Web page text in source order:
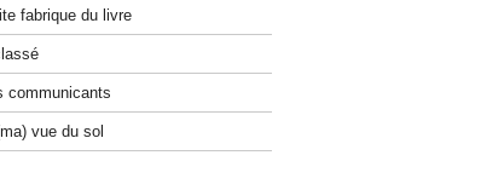
fabrique du livre
communicants
vue du sol